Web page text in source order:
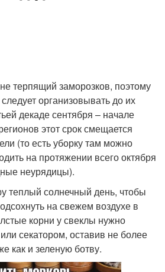
терпящий заморозков, поэтому
организовывать до их
декаде сентября – начале
этот срок смещается
(то есть уборку там можно
на протяжении всего октября
неурядицы).
теплый солнечный день, чтобы
на свежем воздухе в
корни у свеклы нужно
секатором, оставив не более
как и зеленую ботву.